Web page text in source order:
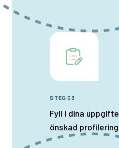
STEG 03
Fyll i dina
önskad profilering